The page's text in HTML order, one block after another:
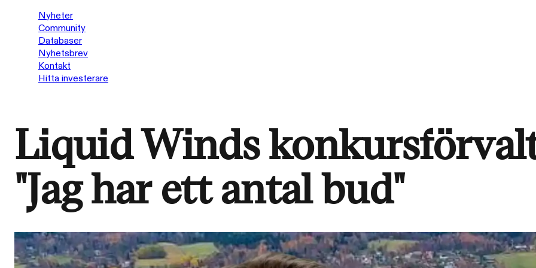
Nyheter
Community
Databaser
Nyhetsbrev
Kontakt
Hitta investerare
Liquid Winds
"Jag har ett antal bud"